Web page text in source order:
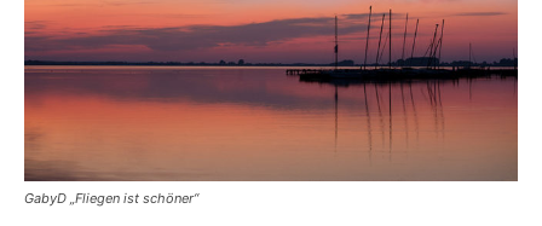
GabyD „Fliegen ist schöner“